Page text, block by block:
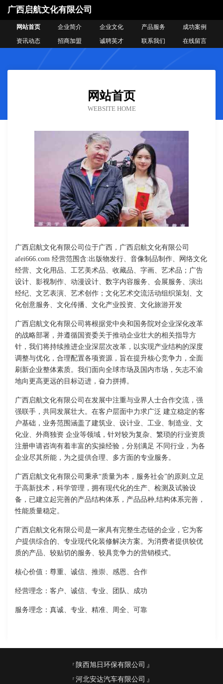
广西启航文化有限公司
网站首页 企业简介 企业文化 产品服务
成功案例
资讯动态
招商加盟 诚聘英才 联系我们 在线留言
网站首页
WEBSITE HOME
广西启航文化有限公司位于广西，广西启航文化有限公司
afei666.com 经营范围含:出版物发行、音像制品制作、网络文化
经营、文化用品、工艺美术品、收藏品、字画、艺术品；广告
设计、影视制作、动漫设计、数字内容服务、会展服务、演出
经纪、文艺表演、艺术创作；文化艺术交流活动组织策划、文
化创意服务、文化传播、文化产业投资、文化旅游开发
广西启航文化有限公司将根据党中央和国务院对企业深化改革
的战略部署，并遵循国资委关于推动企业壮大的相关指导方
针，我们将持续推进企业深层次改革，以实现产业结构的深度
调整与优化，合理配置各项资源，旨在提升核心竞争力，全面
刷新企业整体素质。我们面向全球市场及国内市场，矢志不渝
地向更高更远的目标迈进，奋力拼搏。
广西启航文化有限公司在发展中注重与业界人士合作交流，强
强联手，共同发展壮大。在客户层面中力求广泛 建立稳定的客
户基础，业务范围涵盖了建筑业、设计业、工业、制造业、文
化业、外商独资 企业等领域，针对较为复杂、繁琐的行业资质
注册申请咨询有着丰富的实操经验，分别满足 不同行业，为各
企业尽其所能，为之提供合理、多方面的专业服务。
广西启航文化有限公司秉承“质量为本，服务社会”的原则,立足
于高新技术，科学管理，拥有现代化的生产、检测及试验设
备，已建立起完善的产品结构体系，产品品种,结构体系完善，
性能质量稳定。
广西启航文化有限公司是一家具有完整生态链的企业，它为客
户提供综合的、专业现代化装修解决方案。为消费者提供较优
质的产品、较贴切的服务、较具竞争力的营销模式。
核心价值：尊重、诚信、推崇、感恩、合作
经营理念：客户、诚信、专业、团队、成功
服务理念：真诚、专业、精准、周全、可靠
陕西旭日环保有限公司
河北安达汽车有限公司